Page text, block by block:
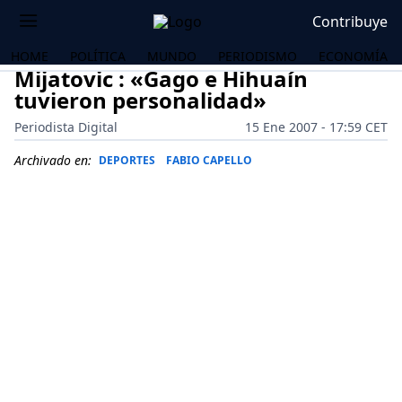
Contribuye
HOME POLÍTICA MUNDO PERIODISMO ECONOMÍA
Mijatovic : «Gago e Hihuaín
tuvieron personalidad»
Periodista Digital
15 Ene 2007 - 17:59 CET
Archivado en: DEPORTES FABIO CAPELLO